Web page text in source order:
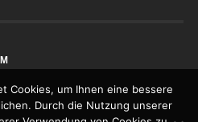
Cookies, um Ihnen eine bessere
Durch die Nutzung unserer